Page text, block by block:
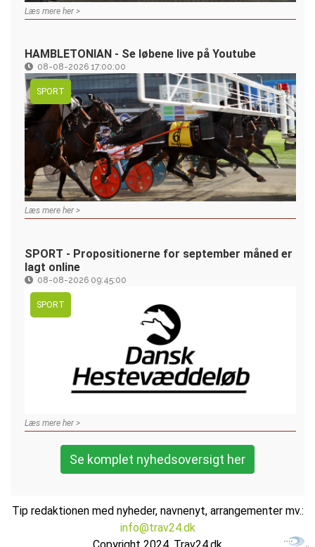
Læs mere her >
HAMBLETONIAN - Se løbene live på Youtube
08-08-2026 17:00:00
SPORT
Læs mere her >
SPORT - Propositionerne for september måned er
lagt online
08-08-2026 09:45:00
SPORT
Læs mere her >
Se komplet nyhedsoversigt her
Tip redaktionen med nyheder, navnenyt, arrangementer mv.:
info@trav24.dk